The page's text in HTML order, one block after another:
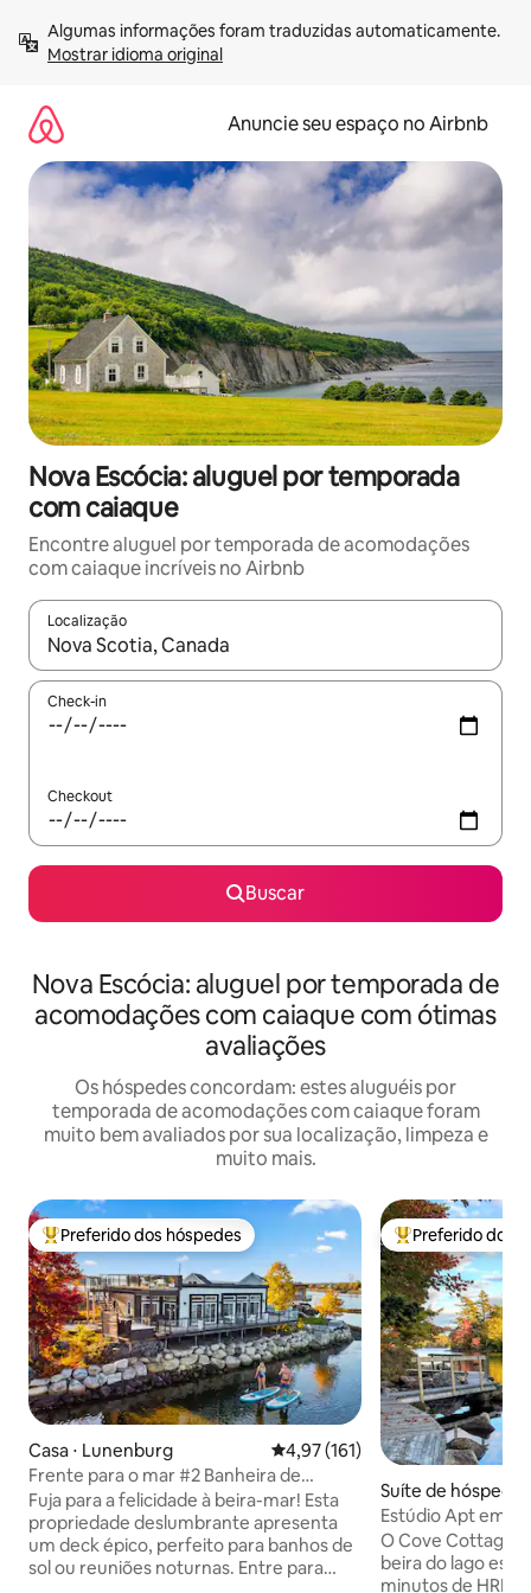
para
Mostrar idioma original
Anuncie seu espaço no Airbnb
Nova Escócia: aluguel por temporada
com caiaque
Encontre aluguel por temporada de acomodações
com caiaque incríveis no Airbnb
Localização
Quando os resultados estiverem disponíveis, explore-os
Check-in
Checkout
Buscar
Nova Escócia: aluguel por temporada de
acomodações com caiaque com ótimas
avaliações
Os hóspedes concordam: estes aluguéis por
temporada de acomodações com caiaque foram
muito bem avaliados por sua localização, limpeza e
muito mais.
Entre os melhores preferidos dos hóspedes
Preferido dos hóspedes
Casa ⋅ Lunenburg 4,97 de uma avaliação média de
4,97 (161)
Frente para o mar #2 Banheira de
hidromassagem 2 quartos Deck no
telhado Churrasqueira 2 banheiros
Fuja para a felicidade à beira-mar! Esta
propriedade deslumbrante apresenta
um deck épico, perfeito para banhos de
sol ou reuniões noturnas. Entre para
Entre os
Preferido dos
Suíte de
ds
Estúdio Apt em
O Cove Cottage
beira do lago
minutos de HRM.